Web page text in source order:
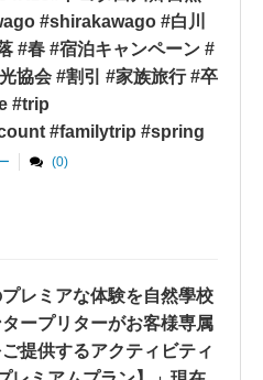
#shirakawago #白川
#春 #宿泊キャンペーン #
協会 #割引 #家族旅行 #卒
#trip
#familytrip #spring
(0)
プレミアな体験を自然學校
ープリターがお客様専属
提供するアクティビティ